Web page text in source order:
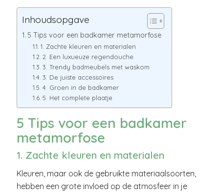
Inhoudsopgave
5 Tips voor een badkamer metamorfose
1. Zachte kleuren en materialen
2. Een luxueuze regendouche
3. Trendy badmeubels met waskom
3. De juiste accessoires
4. Groen in de badkamer
5. Het complete plaatje
5 Tips voor een badkamer
metamorfose
1. Zachte kleuren en materialen
Kleuren, maar ook de gebruikte materiaalsoorten,
hebben een grote invloed op de atmosfeer in je